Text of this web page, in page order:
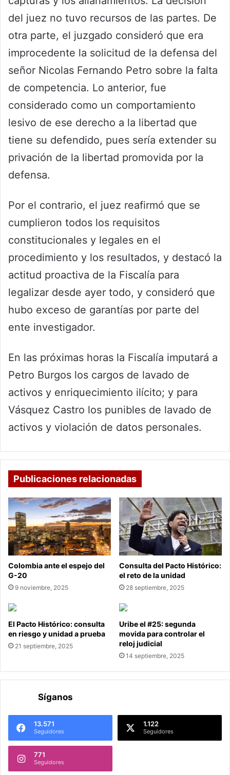
del juez no tuvo recursos de las partes. De
otra parte, el juzgado consideró que era
improcedente la solicitud de la defensa del
señor Nicolas Fernando Petro sobre la falta
de competencia. Lo anterior, fue
considerado como un comportamiento
lesivo de ese derecho a la libertad que
tiene su defendido, pues sería extender su
privación de la libertad promovida por la
defensa.
Por el contrario, el juez reafirmó que se
cumplieron todos los requisitos
constitucionales y legales en el
procedimiento y los resultados, y destacó la
actitud proactiva de la Fiscalía para
legalizar desde ayer todo, y consideró que
hubo exceso de garantías por parte del
ente investigador.
En las próximas horas la Fiscalía imputará a
Petro Burgos los cargos de lavado de
activos y enriquecimiento ilícito; y para
Vásquez Castro los punibles de lavado de
activos y violación de datos personales.
Publicaciones relacionadas
Colombia ante el espejo del
G-20
9 noviembre, 2025
Consulta del Pacto Histórico:
el reto de la unidad
28 septiembre, 2025
El Pacto Histórico: consulta
en riesgo y unidad a prueba
21 septiembre, 2025
Uribe el #25: segunda
movida para controlar el
reloj judicial
14 septiembre, 2025
Síganos
13.571
Seguidores
1.122
Seguidores
771
Seguidores